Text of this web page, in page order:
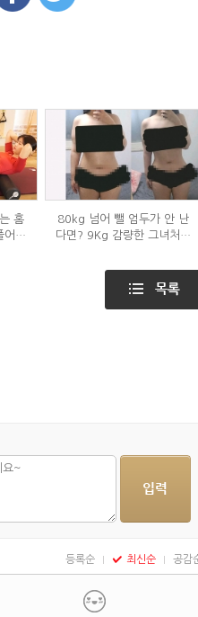
홈
어주
80kg 넘어 뺄 엄두가 안 난
다면? 9Kg 감량한 그녀처럼
등록순 최신순 공감